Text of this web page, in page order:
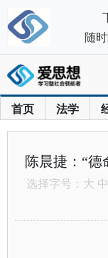
首页 法学
陈晨捷：“德
选择字号： 大 中
随